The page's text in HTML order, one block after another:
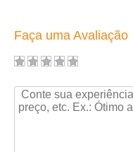
Faça uma Avaliação